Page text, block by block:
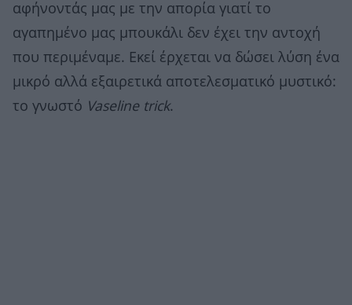
αφήνοντάς μας με την απορία γιατί το
αγαπημένο μας μπουκάλι δεν έχει την αντοχή
που περιμέναμε. Εκεί έρχεται να δώσει λύση ένα
μικρό αλλά εξαιρετικά αποτελεσματικό μυστικό:
το γνωστό Vaseline trick.